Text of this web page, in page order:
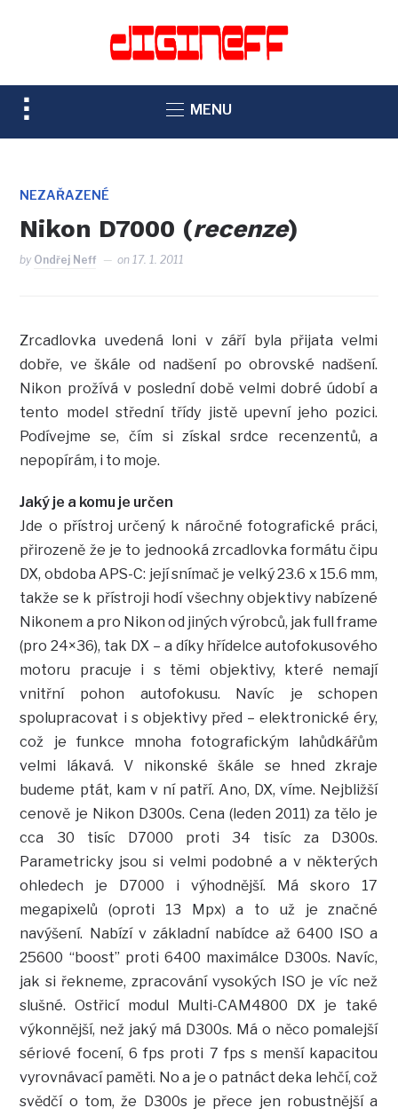
TOGGLE
SIDEBAR
NAVIGATION
MENU
NEZAŘAZENÉ
Nikon D7000 (recenze)
by Ondřej Neff on17. 1. 2011
Zrcadlovka uvedená loni v září byla přijata velmi
dobře, ve škále od nadšení po obrovské nadšení.
Nikon prožívá v poslední době velmi dobré údobí a
tento model střední třídy jistě upevní jeho pozici.
Podívejme se, čím si získal srdce recenzentů, a
nepopírám, i to moje.
Jaký je a komu je určen
Jde o přístroj určený k náročné fotografické práci,
přirozeně že je to jednooká zrcadlovka formátu čipu
DX, obdoba APS-C: její snímač je velký 23.6 x 15.6 mm,
takže se k přístroji hodí všechny objektivy nabízené
Nikonem a pro Nikon od jiných výrobců, jak full frame
(pro 24×36), tak DX – a díky hřídelce autofokusového
motoru pracuje i s těmi objektivy, které nemají
vnitřní pohon autofokusu. Navíc je schopen
spolupracovat i s objektivy před – elektronické éry,
což je funkce mnoha fotografickým lahůdkářům
velmi lákavá. V nikonské škále se hned zkraje
budeme ptát, kam v ní patří. Ano, DX, víme. Nejbližší
cenově je Nikon D300s. Cena (leden 2011) za tělo je
cca 30 tisíc D7000 proti 34 tisíc za D300s.
Parametricky jsou si velmi podobné a v některých
ohledech je D7000 i výhodnější. Má skoro 17
megapixelů (oproti 13 Mpx) a to už je značné
navýšení. Nabízí v základní nabídce až 6400 ISO a
25600 “boost” proti 6400 maximálce D300s. Navíc,
jak si řekneme, zpracování vysokých ISO je víc než
slušné. Ostřicí modul Multi-CAM4800 DX je také
výkonnější, než jaký má D300s. Má o něco pomalejší
sériové focení, 6 fps proti 7 fps s menší kapacitou
vyrovnávací paměti. No a je o patnáct deka lehčí, což
svědčí o tom, že D300s je přece jen robustnější a